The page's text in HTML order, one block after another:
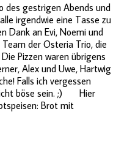
des gestrigen Abends und
irgendwie eine Tasse zu
Dank an Evi, Noemi und
der Osteria Trio, die
Pizzen waren übrigens
Alex und Uwe, Hartwig
Falls ich vergessen
böse sein. ;) Hier
Brot mit